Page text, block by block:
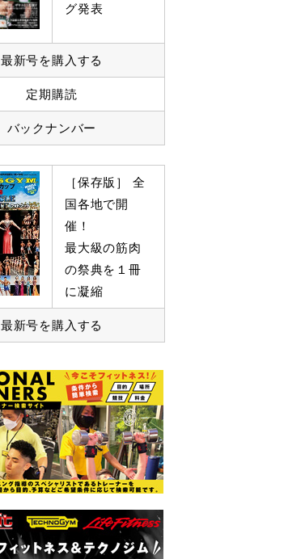
グ発表
最新号を購入する
定期購読
バックナンバー
［保存版］ 全
国各地で開
催！
最大級の筋肉
の祭典を１冊
に凝縮
最新号を購入する